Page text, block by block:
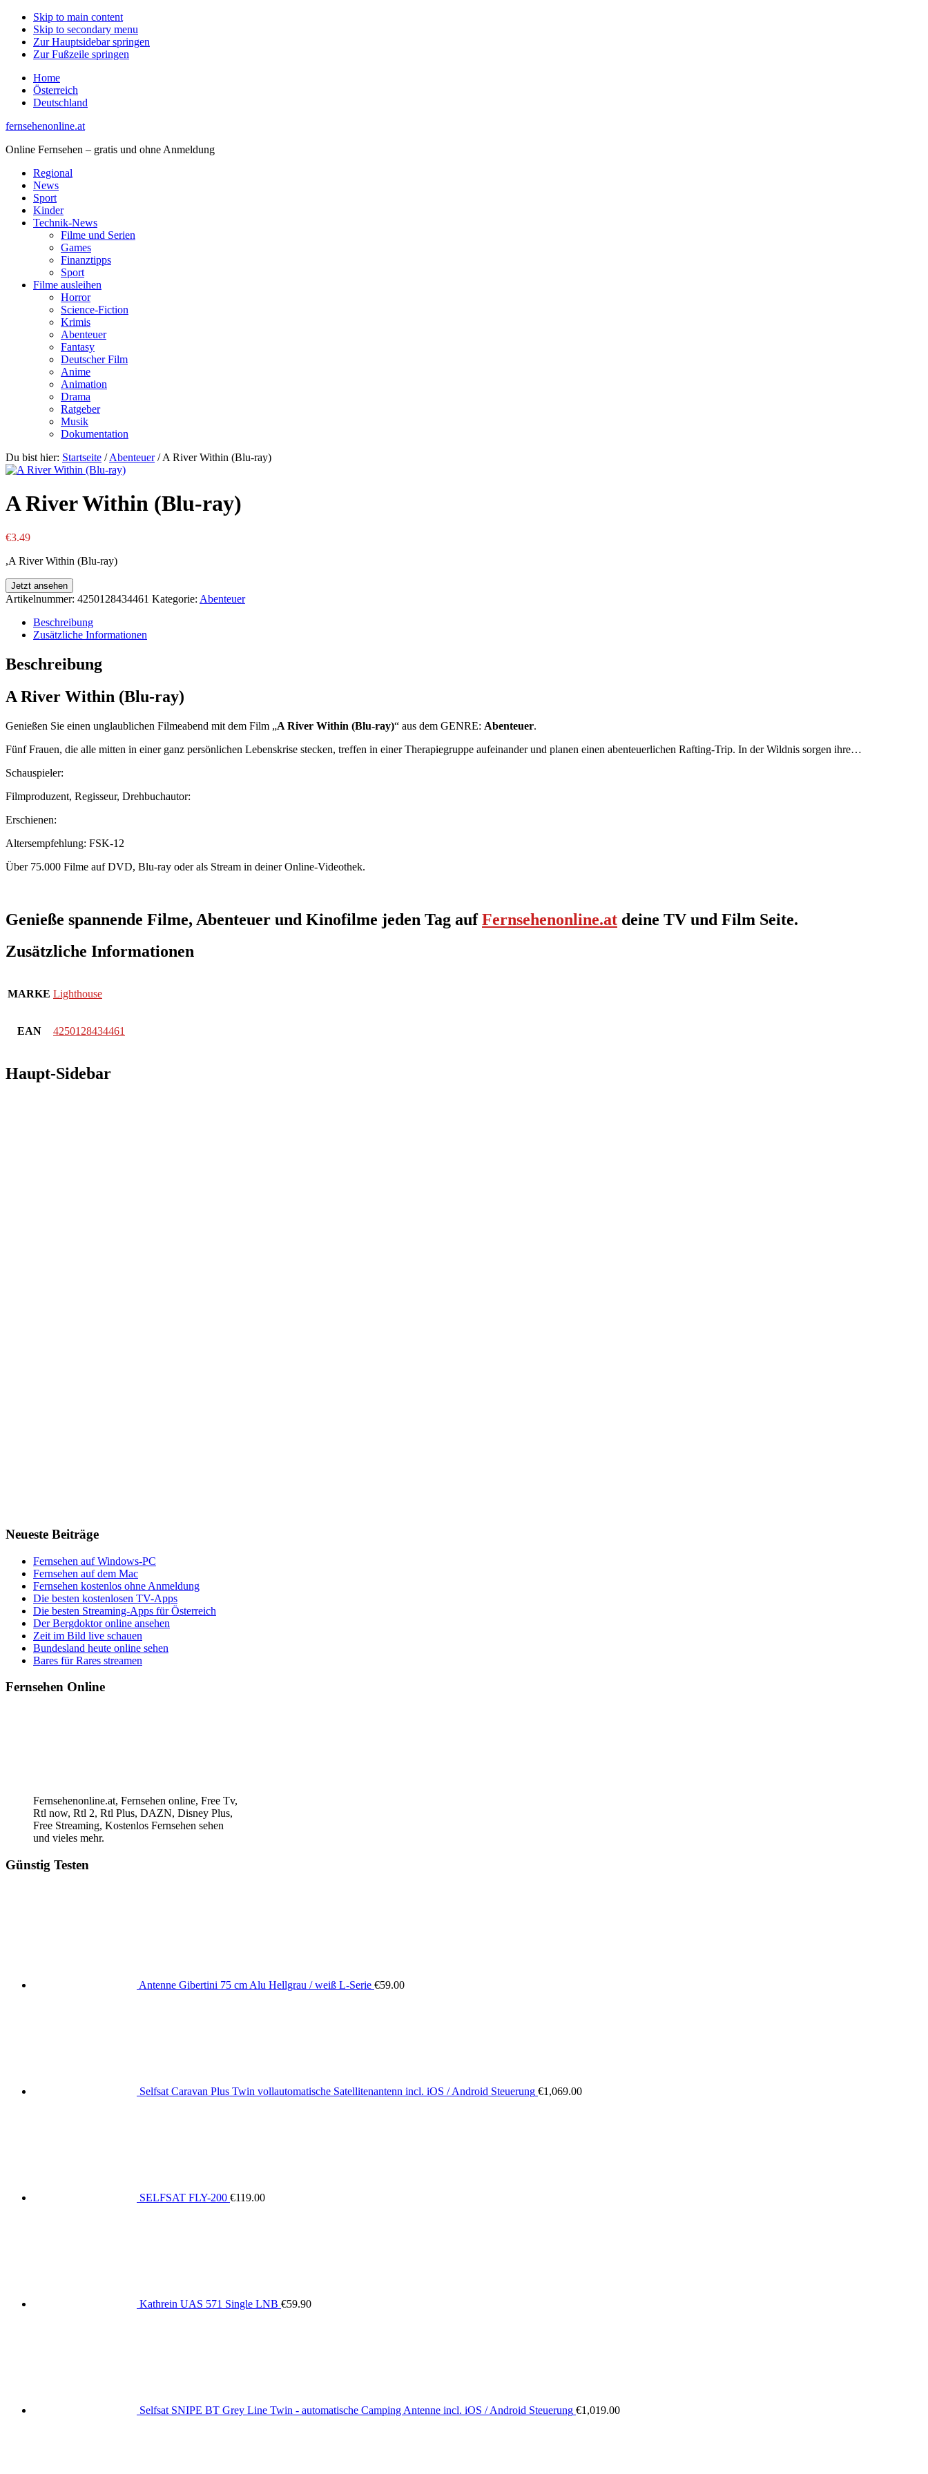
Skip to main content
Skip to secondary menu
Zur Hauptsidebar springen
Zur Fußzeile springen
Home
Österreich
Deutschland
fernsehenonline.at
Online Fernsehen – gratis und ohne Anmeldung
Regional
News
Sport
Kinder
Technik-News
Filme und Serien
Games
Finanztipps
Sport
Filme ausleihen
Horror
Science-Fiction
Krimis
Abenteuer
Fantasy
Deutscher Film
Anime
Animation
Drama
Ratgeber
Musik
Dokumentation
Du bist hier: Startseite / Abenteuer /A River Within (Blu-ray)
A River Within (Blu-ray)
€3.49
,A River Within (Blu-ray)
Jetzt ansehen
Artikelnummer: 4250128434461 Kategorie: Abenteuer
Beschreibung
Zusätzliche Informationen
Beschreibung
A River Within (Blu-ray)
Genießen Sie einen unglaublichen Filmeabend mit dem Film „A River Within (Blu-ray)“ aus dem GENRE: Abenteuer.
Fünf Frauen, die alle mitten in einer ganz persönlichen Lebenskrise stecken, treffen in einer Therapiegruppe aufeinander und planen einen abenteuerlichen Rafting-Trip. In der Wildnis sorgen ihre…
Schauspieler:
Filmproduzent, Regisseur, Drehbuchautor:
Erschienen:
Altersempfehlung: FSK-12
Über 75.000 Filme auf DVD, Blu-ray oder als Stream in deiner Online-Videothek.
Genieße spannende Filme, Abenteuer und Kinofilme jeden Tag aufFernsehenonline.at deine TV und Film Seite.
Zusätzliche Informationen
MARKE Lighthouse
EAN 4250128434461
Haupt-Sidebar
Neueste Beiträge
Fernsehen auf Windows-PC
Fernsehen auf dem Mac
Fernsehen kostenlos ohne Anmeldung
Die besten kostenlosen TV-Apps
Die besten Streaming-Apps für Österreich
Der Bergdoktor online ansehen
Zeit im Bild live schauen
Bundesland heute online sehen
Bares für Rares streamen
Fernsehen Online
Fernsehenonline.at, Fernsehen online, Free Tv,
Rtl now, Rtl 2, Rtl Plus, DAZN, Disney Plus,
Free Streaming, Kostenlos Fernsehen sehen
und vieles mehr.
Günstig Testen
Antenne Gibertini 75 cm Alu Hellgrau / weiß L-Serie €59.00
Selfsat Caravan Plus Twin vollautomatische Satellitenantenn incl. iOS / Android Steuerung €1,069.00
SELFSAT FLY-200 €119.00
Kathrein UAS 571 Single LNB €59.90
Selfsat SNIPE BT Grey Line Twin - automatische Camping Antenne incl. iOS / Android Steuerung €1,019.00